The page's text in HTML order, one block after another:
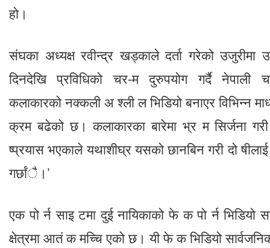
हो।
संघका अध्यक्ष रवीन्द्र खड्काले दर्ता गरेको उजुरीमा
दिनदेखि प्रविधिको चर-म दुरुपयोग गर्दै नेपाली
कलाकारको नक्कली अ श्ली ल भिडियो बनाएर विभिन्न
क्रम बढेको छ। कलाकारका बारेमा भ्र म सिर्जना
ष्प्रयास भएकाले यथाशीघ्र यसको छानबिन गरी दो
गर्छांै।’
एक पो र्न साइ टमा दुई नायिकाको फे क पो र्न भिडियो
क्षेत्रमा आतं क मच्चि एको छ। यी फे क भिडियो